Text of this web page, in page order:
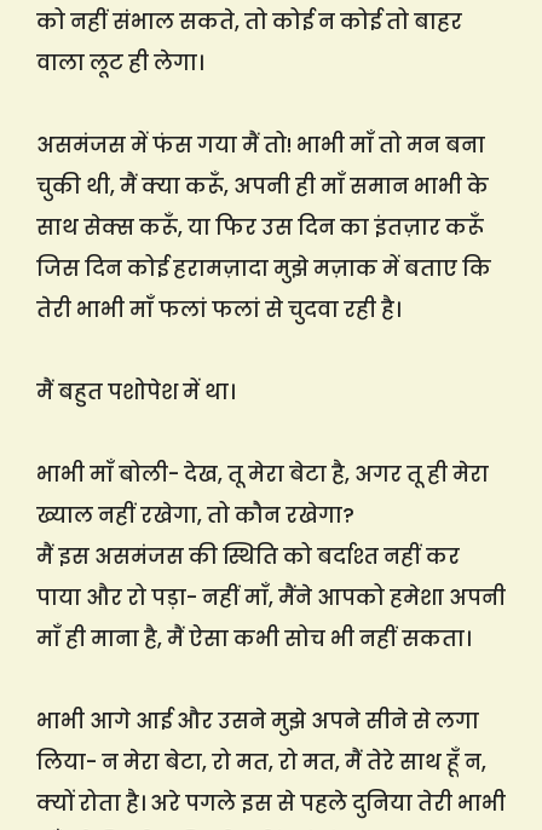
को नहीं संभाल सकते, तो कोई न कोई तो बाहर
वाला लूट ही लेगा।
असमंजस में फंस गया मैं तो! भाभी माँ तो मन बना
चुकी थी, मैं क्या करूँ, अपनी ही माँ समान भाभी के
साथ सेक्स करूँ, या फिर उस दिन का इंतज़ार करूँ
जिस दिन कोई हरामज़ादा मुझे मज़ाक में बताए कि
तेरी भाभी माँ फलां फलां से चुदवा रही है।
मैं बहुत पशोपेश में था।
भाभी माँ बोली- देख, तू मेरा बेटा है, अगर तू ही मेरा
ख्याल नहीं रखेगा, तो कौन रखेगा?
मैं इस असमंजस की स्थिति को बर्दाश्त नहीं कर
पाया और रो पड़ा- नहीं माँ, मैंने आपको हमेशा अपनी
माँ ही माना है, मैं ऐसा कभी सोच भी नहीं सकता।
भाभी आगे आई और उसने मुझे अपने सीने से लगा
लिया- न मेरा बेटा, रो मत, रो मत, मैं तेरे साथ हूँ न,
क्यों रोता है। अरे पगले इस से पहले दुनिया तेरी भाभी